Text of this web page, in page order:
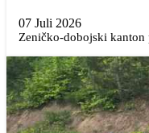
07 Juli 2026
Zeničko-dobojski kanton